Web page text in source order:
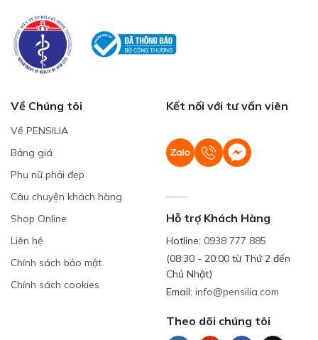
Về Chúng tôi
Về PENSILIA
Bảng giá
Phụ nữ phải đẹp
Câu chuyện khách hàng
Shop Online
Liên hệ
Chính sách bảo mật
Chính sách cookies
Kết nối với tư vấn viên
Hỗ trợ Khách Hàng
Hotline: 0938 777 885
(08:30 - 20:00 từ Thứ 2 đến
Chủ Nhật)
Email: info@pensilia.com
Theo dõi chúng tôi